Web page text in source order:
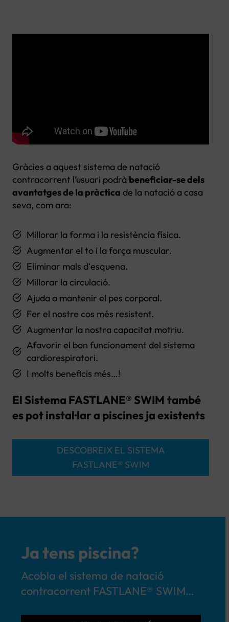
Gràcies a aquest sistema de natació
contracorrent l’usuari podrà beneficiar-se dels
avantatges de la pràctica de la natació a casa
seva, com ara:
Millorar la forma i la resistència física.
Augmentar el to i la força muscular.
Eliminar mals dʻesquena.
Millorar la circulació.
Ajuda a mantenir el pes corporal.
Fer el nostre cos més resistent.
Augmentar la nostra capacitat motriu.
Afavorir el bon funcionament del sistema
cardiorespiratori.
I molts beneficis més…!
El Sistema FASTLANE® SWIM també
es pot instal·lar a piscines ja existents
DESCOBREIX EL SISTEMA
FASTLANE® SWIM
Ja tens piscina?
Acobla el sistema de natació
contracorrent FASTLANE® SWIM…